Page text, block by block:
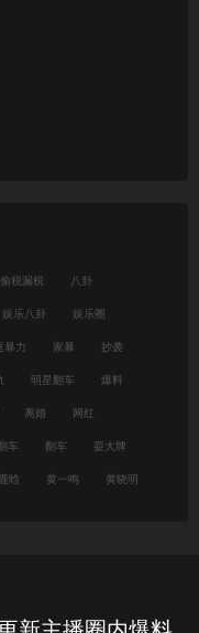
偷税漏税 八卦
娱乐八卦 娱乐圈
暴力 家暴 抄袭
明星翻车 爆料
离婚 网红
车 翻车 耍大牌
鹿晗 黄一鸣 黄晓明